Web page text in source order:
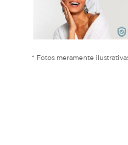
* Fotos meramente